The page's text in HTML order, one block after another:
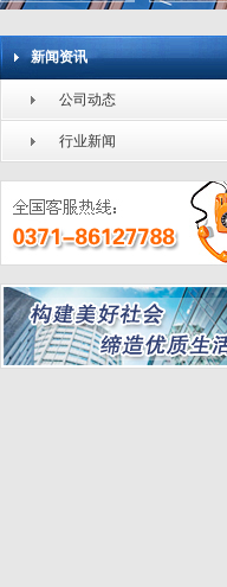
新闻资讯
公司动态
行业新闻